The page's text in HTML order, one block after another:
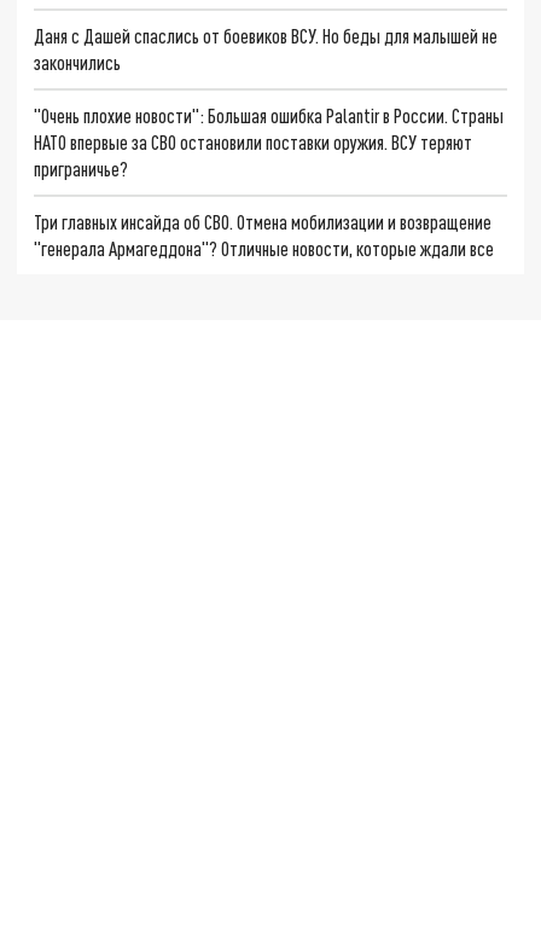
Даня с Дашей спаслись от боевиков ВСУ. Но беды для малышей не
закончились
"Очень плохие новости": Большая ошибка Palantir в России. Страны
НАТО впервые за СВО остановили поставки оружия. ВСУ теряют
приграничье?
Три главных инсайда об СВО. Отмена мобилизации и возвращение
"генерала Армагеддона"? Отличные новости, которые ждали все